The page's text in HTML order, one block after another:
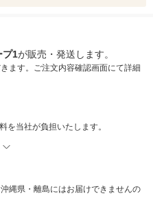
プ1が販売・発送します。
ます。ご注文内容確認画面にて詳細
を当社が負担いたします。
縄県・離島にはお届けできませんの